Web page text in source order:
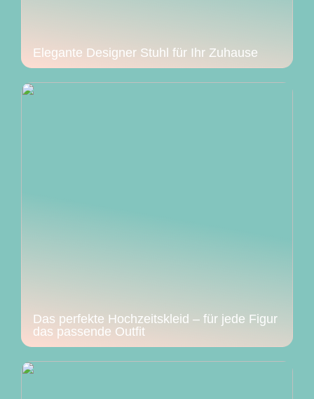
Elegante Designer Stuhl für Ihr Zuhause
Das perfekte Hochzeitskleid – für jede Figur
das passende Outfit